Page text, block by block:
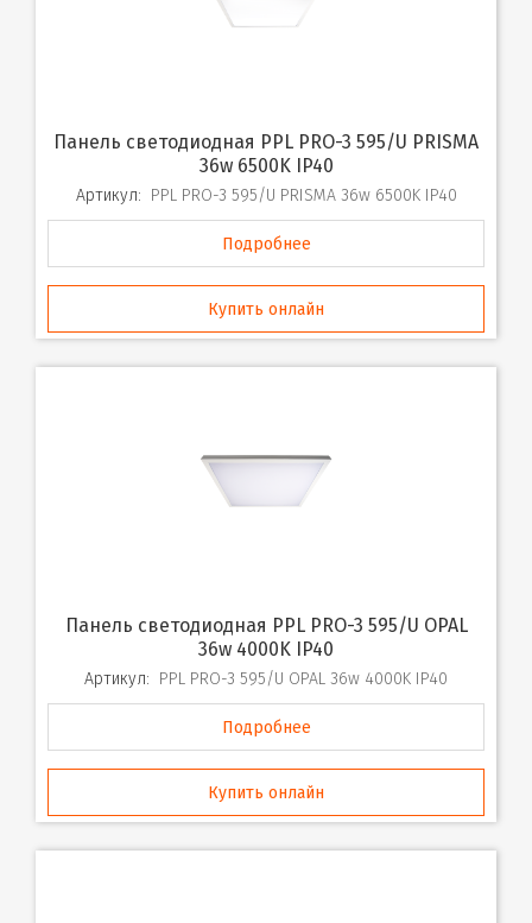
Панель светодиодная PPL PRO-3 595/U PRISMA
36w 6500K IP40
Артикул: PPL PRO-3 595/U PRISMA 36w 6500K IP40
Подробнее
Купить онлайн
Панель светодиодная PPL PRO-3 595/U OPAL
36w 4000K IP40
Артикул: PPL PRO-3 595/U OPAL 36w 4000K IP40
Подробнее
Купить онлайн